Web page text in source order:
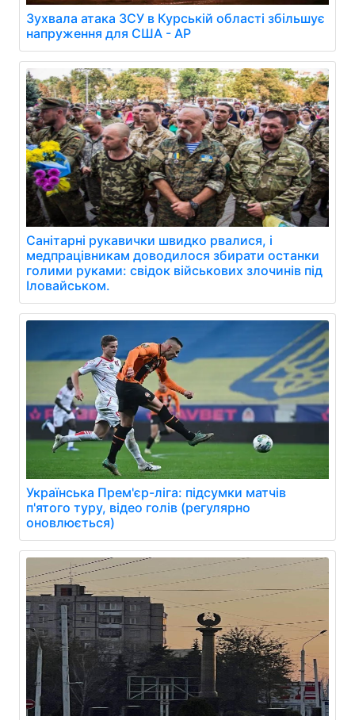
Зухвала атака ЗСУ в Курській області збільшує
напруження для США - AP
Санітарні рукавички швидко рвалися, і
медпрацівникам доводилося збирати останки
голими руками: свідок військових злочинів під
Іловайськом.
Українська Прем'єр-ліга: підсумки матчів
п'ятого туру, відео голів (регулярно
оновлюється)